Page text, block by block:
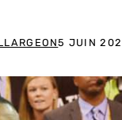
5 JUIN